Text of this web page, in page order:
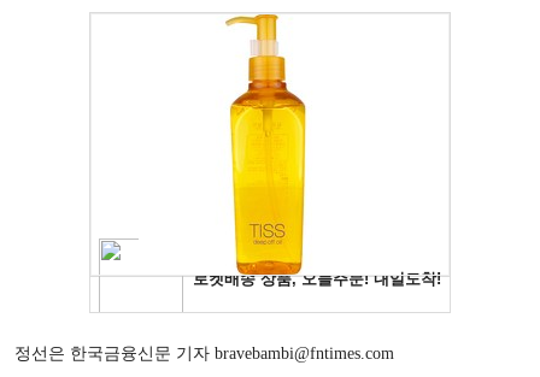
정선은 한국금융신문 기자 bravebambi@fntimes.com